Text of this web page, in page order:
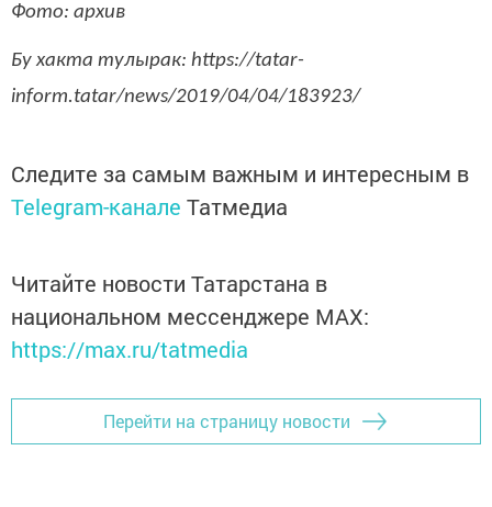
Фото: архив
Бу хакта тулырак: https://tatar-
inform.tatar/news/2019/04/04/183923/
Следите за самым важным и интересным в
Telegram-канале Татмедиа
Читайте новости Татарстана в
национальном мессенджере MАХ:
https://max.ru/tatmedia
Перейти на страницу новости